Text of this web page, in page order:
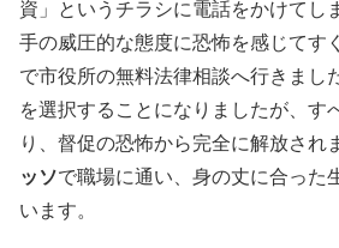
資」というチラシに電話をかけてし
手の威圧的な態度に恐怖を感じてす
で市役所の無料法律相談へ行きまし
を選択することになりましたが、す
り、督促の恐怖から完全に解放され
ッソで職場に通い、身の丈に合った
います。